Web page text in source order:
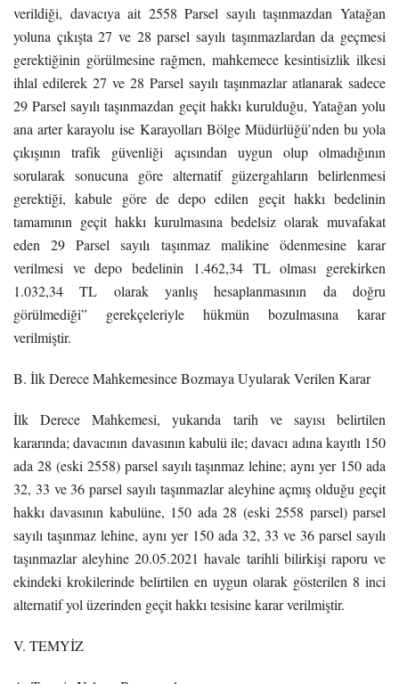
verildiği, davacıya ait 2558 Parsel sayılı taşınmazdan Yatağan
yoluna çıkışta 27 ve 28 parsel sayılı taşınmazlardan da geçmesi
gerektiğinin görülmesine rağmen, mahkemece kesintisizlik ilkesi
ihlal edilerek 27 ve 28 Parsel sayılı taşınmazlar atlanarak sadece
29 Parsel sayılı taşınmazdan geçit hakkı kurulduğu, Yatağan yolu
ana arter karayolu ise Karayolları Bölge Müdürlüğü’nden bu yola
çıkışının trafik güvenliği açısından uygun olup olmadığının
sorularak sonucuna göre alternatif güzergahların belirlenmesi
gerektiği, kabule göre de depo edilen geçit hakkı bedelinin
tamamının geçit hakkı kurulmasına bedelsiz olarak muvafakat
eden 29 Parsel sayılı taşınmaz malikine ödenmesine karar
verilmesi ve depo bedelinin 1.462,34 TL olması gerekirken
1.032,34 TL olarak yanlış hesaplanmasının da doğru
görülmediği” gerekçeleriyle hükmün bozulmasına karar
verilmiştir.
B. İlk Derece Mahkemesince Bozmaya Uyularak Verilen Karar
İlk Derece Mahkemesi, yukarıda tarih ve sayısı belirtilen
kararında; davacının davasının kabulü ile; davacı adına kayıtlı 150
ada 28 (eski 2558) parsel sayılı taşınmaz lehine; aynı yer 150 ada
32, 33 ve 36 parsel sayılı taşınmazlar aleyhine açmış olduğu geçit
hakkı davasının kabulüne, 150 ada 28 (eski 2558 parsel) parsel
sayılı taşınmaz lehine, aynı yer 150 ada 32, 33 ve 36 parsel sayılı
taşınmazlar aleyhine 20.05.2021 havale tarihli bilirkişi raporu ve
ekindeki krokilerinde belirtilen en uygun olarak gösterilen 8 inci
alternatif yol üzerinden geçit hakkı tesisine karar verilmiştir.
V. TEMYİZ